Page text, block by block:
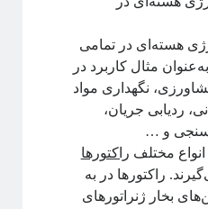
و چه‌طور آغاز کنیم؟!
تکمیلی، به‌ویژه برای سیستم‌های
اول علوم‌پایه و مهندسی
هسته‌ای در تمامی
مثال کاربرد در
نگهداری مواد
ردیابی جریان،
و …
مختلف راکتورها
راکتورها در به
بخار ژنراتورهای